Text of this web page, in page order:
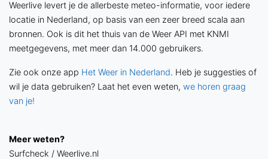
Weerlive levert je de allerbeste meteo-informatie, voor iedere
locatie in Nederland, op basis van een zeer breed scala aan
bronnen. Ook is dit het thuis van de Weer API met KNMI
meetgegevens, met meer dan 14.000 gebruikers.
Zie ook onze app Het Weer in Nederland. Heb je suggesties of
wil je data gebruiken? Laat het even weten, we horen graag
van je!
Meer weten?
Surfcheck / Weerlive.nl